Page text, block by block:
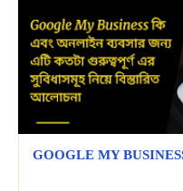
GOOGLE MY BUSINESS